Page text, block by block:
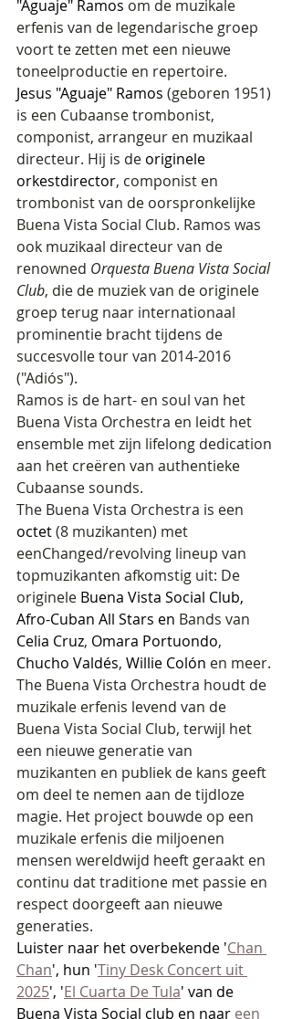
"Aguaje" Ramos om de muzikale
erfenis van de legendarische groep
voort te zetten met een nieuwe
toneelproductie en repertoire.
Jesus "Aguaje" Ramos (geboren 1951)
is een Cubaanse trombonist,
componist, arrangeur en muzikaal
directeur. Hij is de originele
orkestdirector, componist en
trombonist van de oorspronkelijke
Buena Vista Social Club. Ramos was
ook muzikaal directeur van de
renowned Orquesta Buena Vista Social
Club, die de muziek van de originele
groep terug naar internationaal
prominentie bracht tijdens de
succesvolle tour van 2014-2016
("Adiós").
Ramos is de hart- en soul van het
Buena Vista Orchestra en leidt het
ensemble met zijn lifelong dedication
aan het creëren van authentieke
Cubaanse sounds.
The Buena Vista Orchestra is een
octet (8 muzikanten) met
eenChanged/revolving lineup van
topmuzikanten afkomstig uit: De
originele Buena Vista Social Club,
Afro-Cuban All Stars en Bands van
Celia Cruz, Omara Portuondo,
Chucho Valdés, Willie Colón en meer.
The Buena Vista Orchestra houdt de
muzikale erfenis levend van de
Buena Vista Social Club, terwijl het
een nieuwe generatie van
muzikanten en publiek de kans geeft
om deel te nemen aan de tijdloze
magie. Het project bouwde op een
muzikale erfenis die miljoenen
mensen wereldwijd heeft geraakt en
continu dat traditione met passie en
respect doorgeeft aan nieuwe
generaties.
Luister naar het overbekende 'Chan
Chan', hun 'Tiny Desk Concert uit
2025', 'El Cuarta De Tula' van de
Buena Vista Social club en naar een